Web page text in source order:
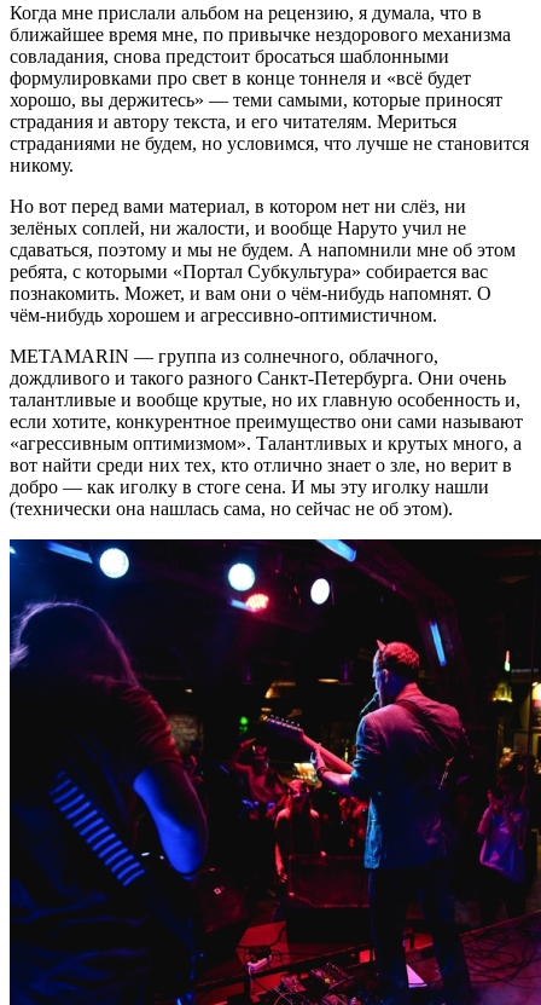
Когда мне прислали альбом на рецензию, я думала, что в
ближайшее время мне, по привычке нездорового механизма
совладания, снова предстоит бросаться шаблонными
формулировками про свет в конце тоннеля и «всё будет
хорошо, вы держитесь» — теми самыми, которые приносят
страдания и автору текста, и его читателям. Мериться
страданиями не будем, но условимся, что лучше не становится
никому.
Но вот перед вами материал, в котором нет ни слёз, ни
зелёных соплей, ни жалости, и вообще Наруто учил не
сдаваться, поэтому и мы не будем. А напомнили мне об этом
ребята, с которыми «Портал Субкультура» собирается вас
познакомить. Может, и вам они о чём-нибудь напомнят. О
чём-нибудь хорошем и агрессивно-оптимистичном.
METAMARIN — группа из солнечного, облачного,
дождливого и такого разного Санкт-Петербурга. Они очень
талантливые и вообще крутые, но их главную особенность и,
если хотите, конкурентное преимущество они сами называют
«агрессивным оптимизмом». Талантливых и крутых много, а
вот найти среди них тех, кто отлично знает о зле, но верит в
добро — как иголку в стоге сена. И мы эту иголку нашли
(технически она нашлась сама, но сейчас не об этом).